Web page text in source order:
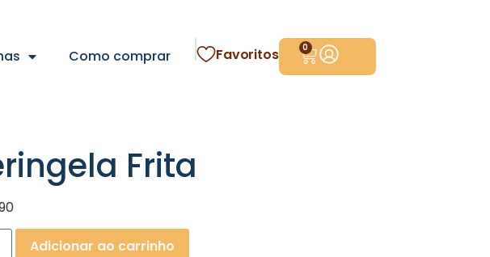
Como comprar Favoritos 0
Frita
Adicionar ao carrinho